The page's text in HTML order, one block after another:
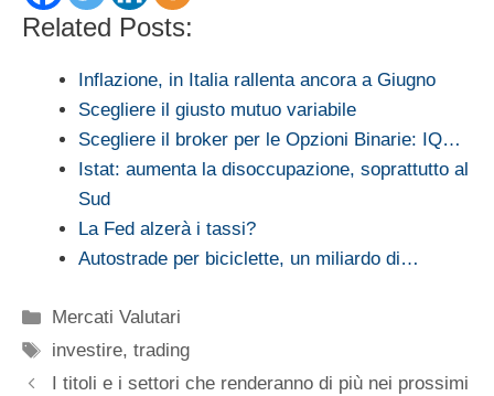
Related Posts:
Inflazione, in Italia rallenta ancora a Giugno
Scegliere il giusto mutuo variabile
Scegliere il broker per le Opzioni Binarie: IQ…
Istat: aumenta la disoccupazione, soprattutto al
Sud
La Fed alzerà i tassi?
Autostrade per biciclette, un miliardo di…
Categorie
Mercati Valutari
Tag
investire,trading
I titoli e i settori che renderanno di più nei prossimi